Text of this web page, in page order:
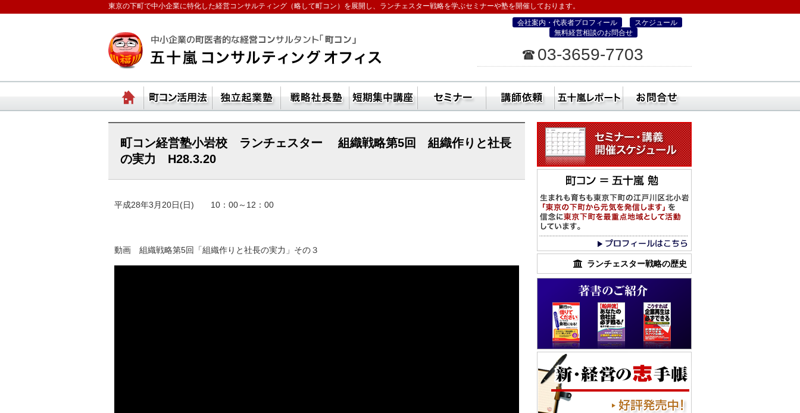
東京の下町で中小企業に特化した経営コンサルティング（略して町コン）を展開し、ランチェスター戦略を学ぶセミナーや塾を開催しております。
ランチェスターの法則を学ぶなら五十嵐コンサルティングオフィス
会社案内・代表者プロフィール
スケジュール
無料経営相談のお問合せ
03-3659-7703
ホーム 町コン活用方法 独立起業塾 戦略社長塾東京・（ランチェスター経営・町コン経営塾）
短期集中講座 セミナー 社員研修・講師依頼五十嵐レポート
町コン経営塾小岩校 ランチェスター 組織戦略第5回 組織作りと社長
の実力 H28.3.20
平成28年3月20日(日) 10：00～12：00
動画 組織戦略第5回「組織作りと社長の実力」その３
ランチェスター戦略の歴史